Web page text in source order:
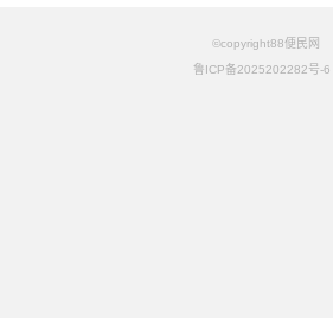
©copyright88便民网
鲁ICP备2025202282号-6